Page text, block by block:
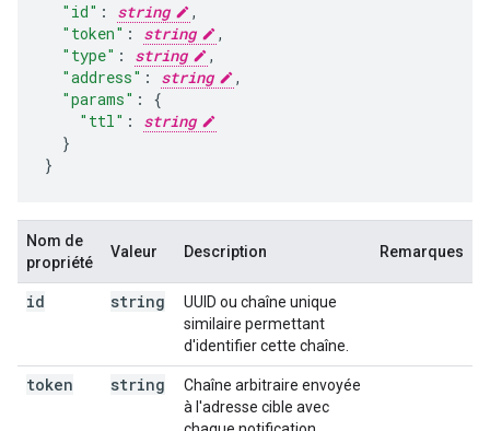
"id" : string
,
"token" : string
,
"type" : string
,
"address" : string
,
"params" :
"ttl" :
string
}
}
Nom de
propriété
Valeur Description Remarques
id string
UUID ou chaîne unique
similaire permettant
d'identifier cette chaîne.
token string
Chaîne arbitraire envoyée
à l'adresse cible avec